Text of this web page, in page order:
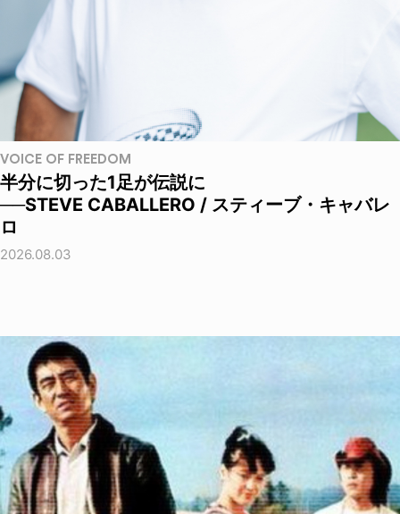
VOICE OF FREEDOM
半分に切った1足が伝説に
──STEVE CABALLERO / スティーブ・キャバレ
ロ
2026.08.03